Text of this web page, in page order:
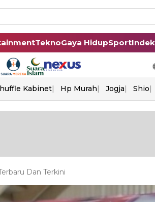
TeknoGaya HidupSport
Kabinet Hp Murah Jogja Shio
Dan Terkini